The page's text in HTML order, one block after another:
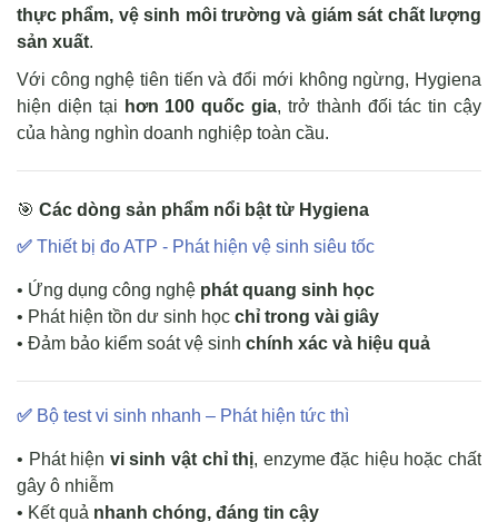
thực phẩm, vệ sinh môi trường và giám sát chất lượng
sản xuất.
Với công nghệ tiên tiến và đổi mới không ngừng, Hygiena
hiện diện tại hơn 100 quốc gia, trở thành đối tác tin cậy
của hàng nghìn doanh nghiệp toàn cầu.
🎯 Các dòng sản phẩm nổi bật từ Hygiena
✅ Thiết bị đo ATP - Phát hiện vệ sinh siêu tốc
• Ứng dụng công nghệ phát quang sinh học
• Phát hiện tồn dư sinh học chỉ trong vài giây
• Đảm bảo kiểm soát vệ sinh chính xác và hiệu quả
✅ Bộ test vi sinh nhanh – Phát hiện tức thì
• Phát hiện vi sinh vật chỉ thị, enzyme đặc hiệu hoặc chất
gây ô nhiễm
• Kết quả nhanh chóng, đáng tin cậy